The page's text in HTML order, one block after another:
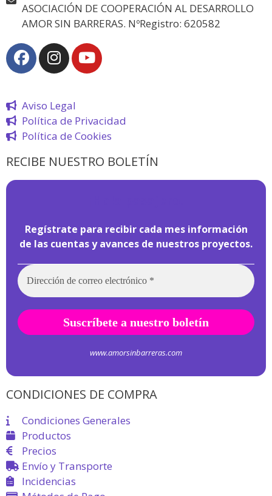
ASOCIACIÓN DE COOPERACIÓN AL DESARROLLO
AMOR SIN BARRERAS. NºRegistro: 620582
Aviso Legal
Política de Privacidad
Política de Cookies
RECIBE NUESTRO BOLETÍN
Regístrate para recibir cada mes información
de las cuentas y avances de nuestros proyectos.
www.amorsinbarreras.com
CONDICIONES DE COMPRA
Condiciones Generales
Productos
Precios
Envío y Transporte
Incidencias